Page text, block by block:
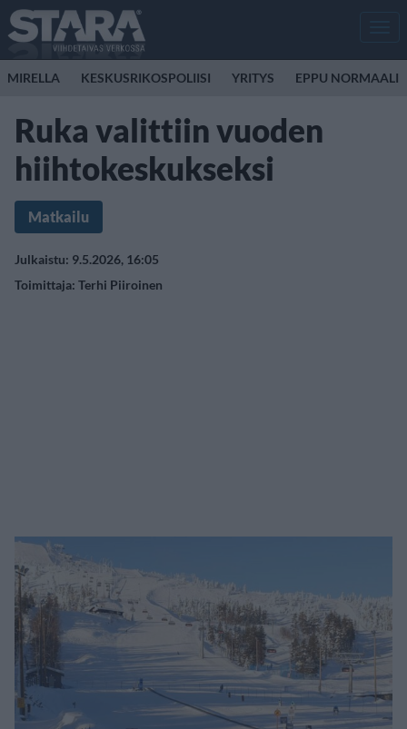
MIRELLA KESKUSRIKOSPOLIISI YRITYS EPPU NORMAALI
Ruka valittiin vuoden
hiihtokeskukseksi
Matkailu
Julkaistu: 9.5.2026, 16:05
Toimittaja: Terhi Piiroinen